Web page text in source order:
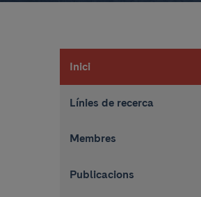
Inici
Línies de recerca
Membres
Publicacions